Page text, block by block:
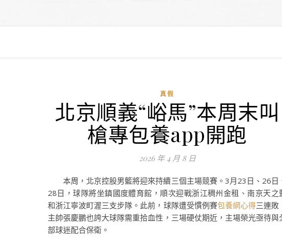
真假
北京順義“峪馬”本周末叫
槍專包養app開跑
2026 年 4 月 8 日
本周，北京控股男籃將迎來持續三個主場競賽。3月23日、26日
28日，球隊將坐鎮國度體育館，順次迎戰浙江稠州金租、南京天之
和浙江寧波町渥三支步隊。此前，球隊遭受慣例賽包養網心得三連敗
主帥張慶鵬也誇大球隊需重拾血性，三場硬仗期近，主場榮光亟待與
部球迷配合保衛。